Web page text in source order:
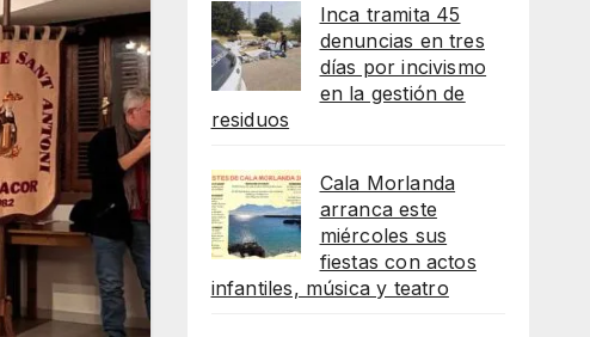
Inca tramita 45
denuncias en tres
días por incivismo
en la gestión de
residuos
Cala Morlanda
arranca este
miércoles sus
fiestas con actos
infantiles, música y teatro